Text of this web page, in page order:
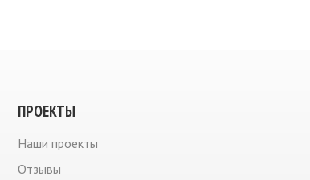
ПРОЕКТЫ
Наши проекты
Отзывы